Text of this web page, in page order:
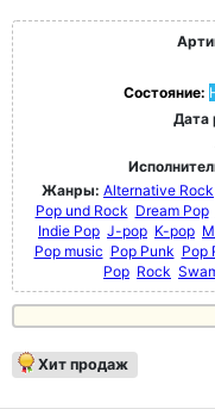
Состояние:
Дата
Жанры: Alternative Rock
Pop und Rock Dream Pop
Indie Pop J-pop K-pop
Pop music Pop Punk Pop
Pop Rock
Хит продаж